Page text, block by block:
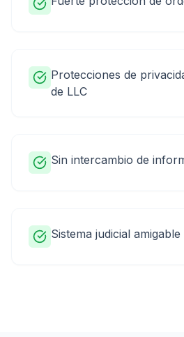
Protecciones de
de LLC
Sin intercambio de
Sistema judicial